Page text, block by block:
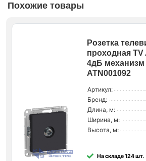
Похожие товары
Розетка
проходная TV
4дБ механизм
ATN001092
Артикул:
Бренд:
Длина, м:
Ширина, м:
Высота, м:
На складе 124 шт.